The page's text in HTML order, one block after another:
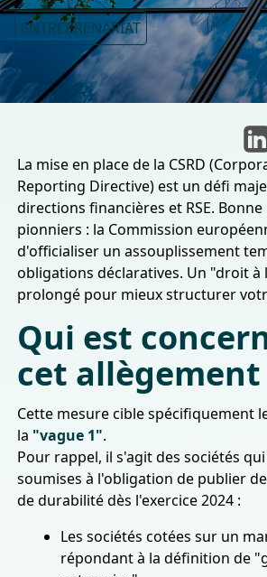
ENTREPRENARIAT
La mise en place de la CSRD
Reporting Directive) est un défi
directions financières et RSE.
pionniers : la Commission
d'officialiser un assouplissement
obligations déclaratives. Un "droit à
prolongé pour mieux structurer
Qui est
cet allègement
Cette mesure cible spécifiquement
la "vague 1".
Pour rappel, il s'agit des sociétés
soumises à l'obligation de publier
de durabilité dès l'exercice 2024 :
Les sociétés cotées sur un
répondant à la définition de